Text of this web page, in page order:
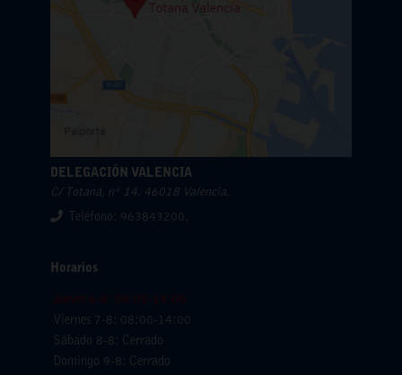
DELEGACIÓN VALENCIA
C/ Totana, nº 14. 46018 Valencia.
Teléfono: 963843200.
Horarios
Jueves 6-8: 08:00-14:00
Viernes 7-8: 08:00-14:00
Sábado 8-8: Cerrado
Domingo 9-8: Cerrado